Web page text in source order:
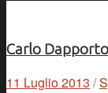
Carlo
11 Luglio 2013 /